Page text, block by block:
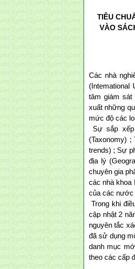
TIÊU
VÀO
Các nhà
(Intemational
tâm giám sát
xuất những
mức độ các
Sự sắp
(Taxonomy) ;
trends) ; Sự
địa lý
chuyên gia
các nhà khoa
của các nước
Trong khi
cập nhật 2
nguyên tắc
đã sử dụng
danh mục
theo các cấp